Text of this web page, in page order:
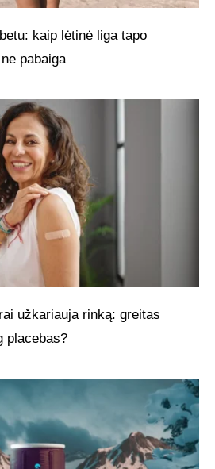
kaip lėtinė liga tapo
pabaiga
užkariauja rinką: greitas
placebas?